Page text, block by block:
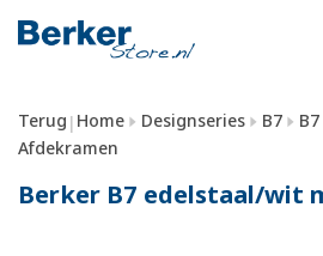
Terug | Home Designseries B7
Afdekramen
Berker B7 edelstaal/wit